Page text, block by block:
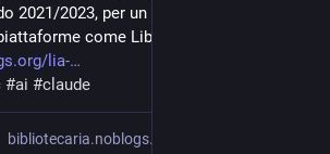
2021/2023, per un totale di 7 milioni di
come LibG
lia-
#ai #claude
bibliotecaria.noblogs.org